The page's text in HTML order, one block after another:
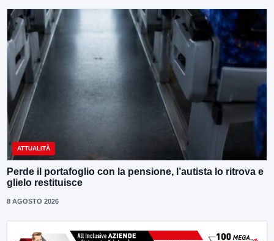
ATTUALITÀ
Perde il portafoglio con la pensione, l’autista lo ritrova e
glielo restituisce
8 AGOSTO 2026